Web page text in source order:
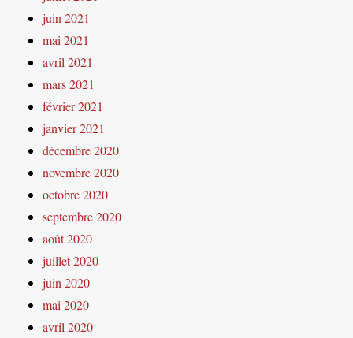
juin 2021
mai 2021
avril 2021
mars 2021
février 2021
janvier 2021
décembre 2020
novembre 2020
octobre 2020
septembre 2020
août 2020
juillet 2020
juin 2020
mai 2020
avril 2020